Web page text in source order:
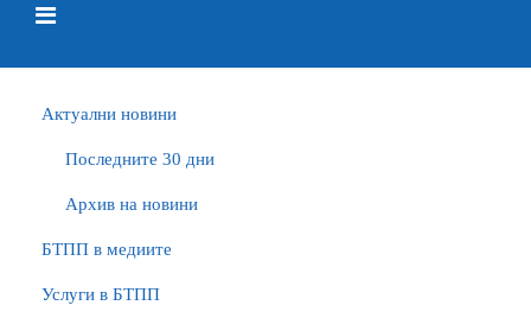
Актуални новини
Последните 30 дни
Архив на новини
БTПП в медиите
Услуги в БТПП